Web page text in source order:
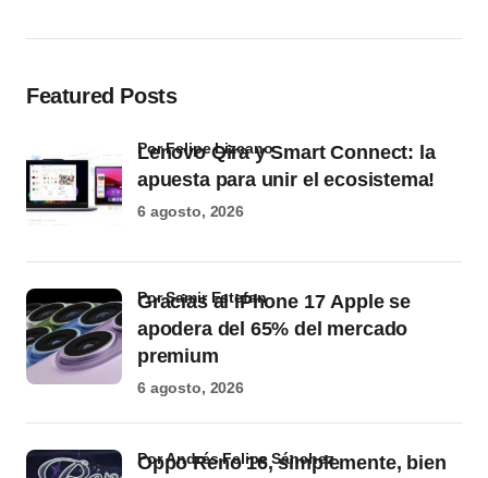
Featured Posts
Lenovo Qira y Smart Connect: la
apuesta para unir el ecosistema!
por Felipe Lizcano
6 agosto, 2026
Gracias al iPhone 17 Apple se
apodera del 65% del mercado
premium
por Samir Estefan
6 agosto, 2026
Oppo Reno 16, simplemente, bien
por Andrés Felipe Sánchez